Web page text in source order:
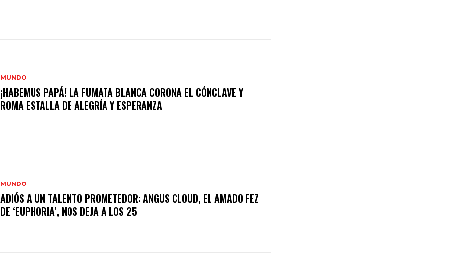
MUNDO
¡HABEMUS PAPÁ! LA FUMATA BLANCA CORONA EL CÓNCLAVE Y
ROMA ESTALLA DE ALEGRÍA Y ESPERANZA
MUNDO
ADIÓS A UN TALENTO PROMETEDOR: ANGUS CLOUD, EL AMADO FEZ
DE ‘EUPHORIA’, NOS DEJA A LOS 25